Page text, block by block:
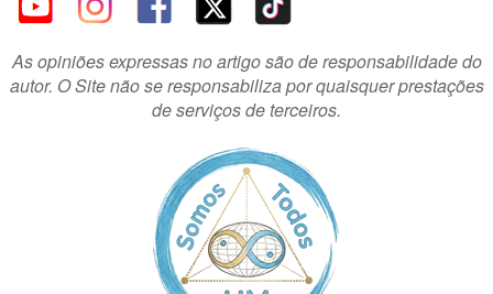
As opiniões expressas no artigo são de responsabilidade do
autor. O Site não se responsabiliza por quaisquer prestações
de serviços de terceiros.